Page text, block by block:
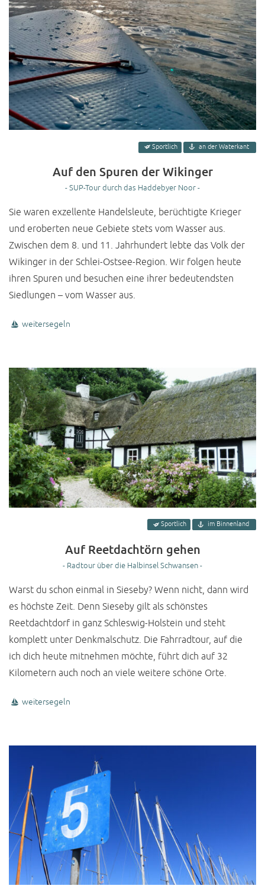
Sportlich an der Waterkant
Auf den Spuren der Wikinger
- SUP-Tour durch das Haddebyer Noor -
Sie waren exzellente Handelsleute, berüchtigte Krieger
und eroberten neue Gebiete stets vom Wasser aus.
Zwischen dem 8. und 11. Jahrhundert lebte das Volk der
Wikinger in der Schlei-Ostsee-Region. Wir folgen heute
ihren Spuren und besuchen eine ihrer bedeutendsten
Siedlungen – vom Wasser aus.
weitersegeln
Sportlich im Binnenland
Auf Reetdachtörn gehen
- Radtour über die Halbinsel Schwansen -
Warst du schon einmal in Sieseby? Wenn nicht, dann wird
es höchste Zeit. Denn Sieseby gilt als schönstes
Reetdachtdorf in ganz Schleswig-Holstein und steht
komplett unter Denkmalschutz. Die Fahrradtour, auf die
ich dich heute mitnehmen möchte, führt dich auf 32
Kilometern auch noch an viele weitere schöne Orte.
weitersegeln